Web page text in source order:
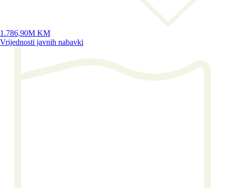
1.786,90M KM
Vrijednosti javnih nabavki